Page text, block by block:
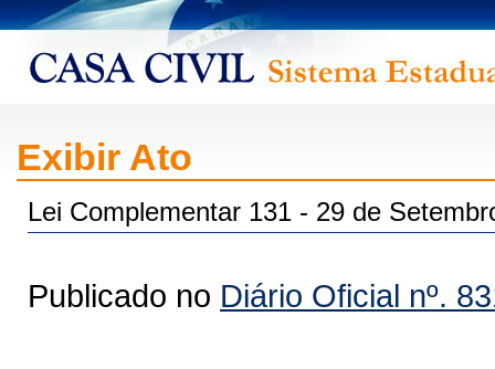
Exibir Ato
Lei Complementar 131 - 29 de
Publicado no Diário Oficial nº.